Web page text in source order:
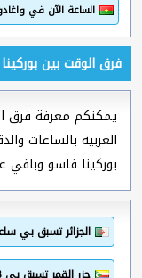
الساعة الآن في
فرق الوقت بين
يمكنكم معرفة فرق
العربية بالساعات
بوركينا فاسو وباقي
الجزائر تسبق بي